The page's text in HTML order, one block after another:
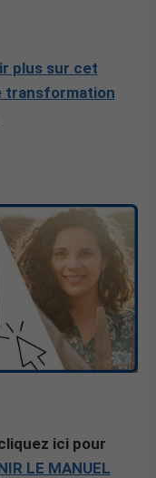
plus sur cet
transformation
ici pour
LE MANUEL